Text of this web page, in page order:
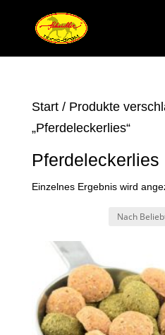
Start/ Produkte
„Pferdeleckerlies“
Pferdeleckerlies
Einzelnes Ergebnis wird